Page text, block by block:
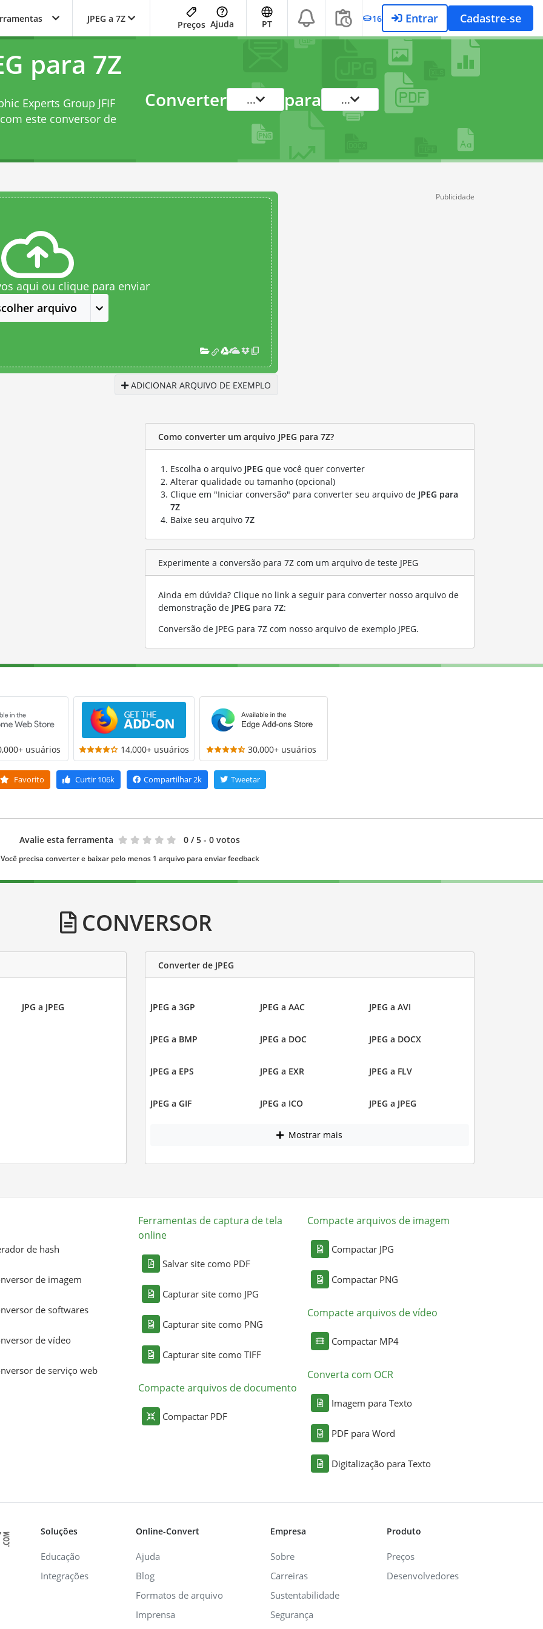
JPEG a 7Z
Preços Ajuda PT 16 Entrar Cadastre-se
para 7Z
Experts Group JFIF
este conversor de
Converter ... para ...
aqui ou clique para enviar
arquivo
ADICIONAR ARQUIVO DE EXEMPLO
Publicidade
Como converter um arquivo JPEG para 7Z?
Escolha o arquivo JPEG que você quer converter
Alterar qualidade ou tamanho (opcional)
Clique em "Iniciar conversão" para converter seu arquivo de JPEG para
7Z
Baixe seu arquivo 7Z
Experimente a conversão para 7Z com um arquivo de teste JPEG
Ainda em dúvida? Clique no link a seguir para converter nosso arquivo de
demonstração de JPEG para 7Z:
Conversão de JPEG para 7Z com nosso arquivo de exemplo JPEG.
usuários 14,000+ usuários 30,000+ usuários
Favorito Curtir106k Compartilhar2k Tweetar
Avalie esta ferramenta 0 / 5 - 0 votos
Você precisa converter e baixar pelo menos 1 arquivo para enviar feedback
CONVERSOR
JPG a JPEG
Converter de JPEG
JPEG a 3GP JPEG a AAC JPEG a AVI
JPEG a BMP JPEG a DOC JPEG a DOCX
JPEG a EPS JPEG a EXR JPEG a FLV
JPEG a GIF JPEG a ICO JPEG a JPEG
Mostrar mais
de hash
de imagem
de softwares
de vídeo
de serviço web
Ferramentas de captura de tela
online
Salvar site como PDF
Capturar site como JPG
Capturar site como PNG
Capturar site como TIFF
Compacte arquivos de documento
Compactar PDF
Compacte arquivos de imagem
Compactar JPG
Compactar PNG
Compacte arquivos de vídeo
Compactar MP4
Converta com OCR
Imagem para Texto
PDF para Word
Digitalização para Texto
Soluções
Educação
Integrações
Online-Convert
Ajuda
Blog
Formatos de arquivo
Imprensa
Empresa
Sobre
Carreiras
Sustentabilidade
Segurança
Produto
Preços
Desenvolvedores